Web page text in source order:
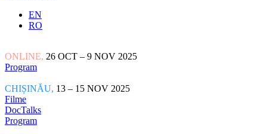
EN
RO
ONLINE, 26 OCT – 9 NOV 2025
Program
CHIȘINĂU, 13 – 15 NOV 2025
Filme
DocTalks
Program